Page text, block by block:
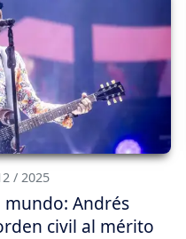
/ 2025
mundo: Andrés
civil al mérito